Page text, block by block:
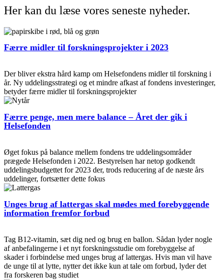
Her kan du læse vores seneste nyheder.
Færre midler til forskningsprojekter i 2023
Der bliver ekstra hård kamp om Helsefondens midler til forskning i
år. Ny uddelingsstrategi og et mindre afkast af fondens investeringer,
betyder færre midler til forskningsprojekter
Færre penge, men mere balance – Året der gik i
Helsefonden
Øget fokus på balance mellem fondens tre uddelingsområder
prægede Helsefonden i 2022. Bestyrelsen har netop godkendt
uddelingsbudgettet for 2023 der, trods reducering af de næste års
uddelinger, fortsætter dette fokus
Unges brug af lattergas skal mødes med forebyggende
information fremfor forbud
Tag B12-vitamin, sæt dig ned og brug en ballon. Sådan lyder nogle
af anbefalingerne i et nyt forskningsstudie om forebyggelse af
skader i forbindelse med unges brug af lattergas. Hvis man vil have
de unge til at lytte, nytter det ikke kun at tale om forbud, lyder det
fra forskeren bag studiet